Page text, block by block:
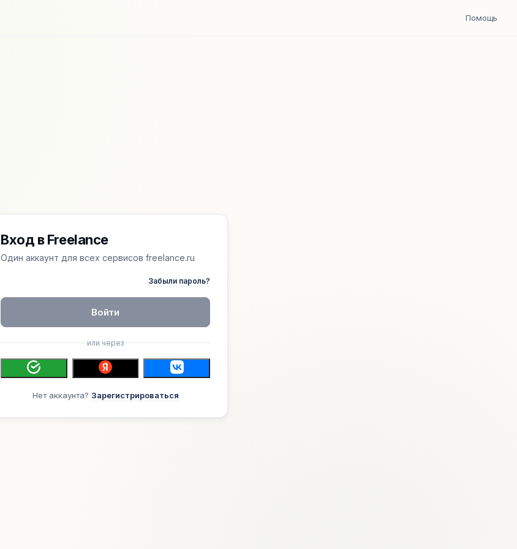
Помощь
Вход в Freelance
Один аккаунт для всех сервисов freelance.ru
Забыли пароль?
Войти
или через
Нет аккаунта? Зарегистрироваться